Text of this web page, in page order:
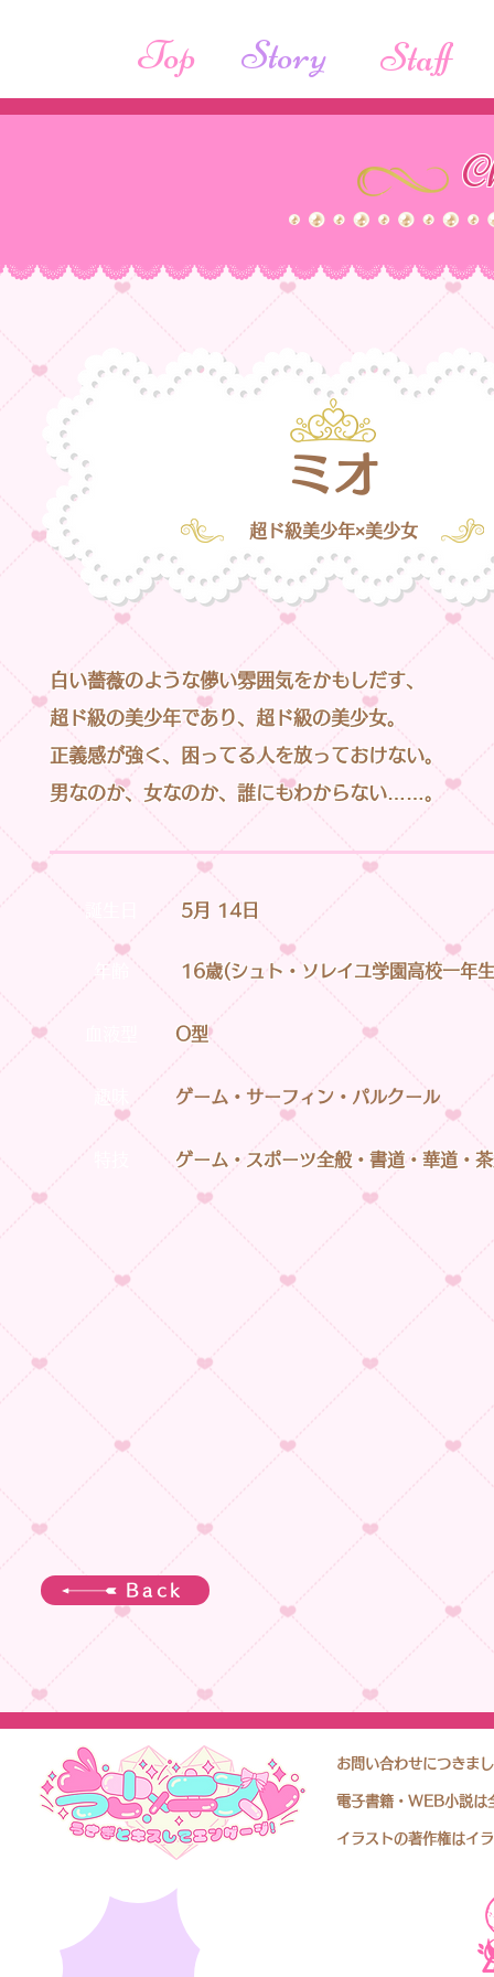
Top Story Staff
ミオ
​超ド級美少年×美少女
Back
白い薔薇のような儚い雰囲気をかもしだす、
超ド級の美少年であり、超ド級の美少女。
正義感が強く、困ってる人を放っておけない。
​男なのか、女なのか、誰にもわからない……。
5月 14日
年齢 16歳(シュト・ソレイユ学園高校一年
O型
趣味 ゲーム・サーフィン・パルクール
ゲーム・スポーツ全般・書道・華道・
お問い合わせにつきま
電子書籍・WEB小説は
イラストの著作権はイ